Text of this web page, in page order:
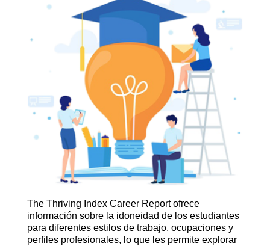
The Thriving Index Career Report ofrece
información sobre la idoneidad de los estudiantes
para diferentes estilos de trabajo, ocupaciones y
perfiles profesionales, lo que les permite explorar